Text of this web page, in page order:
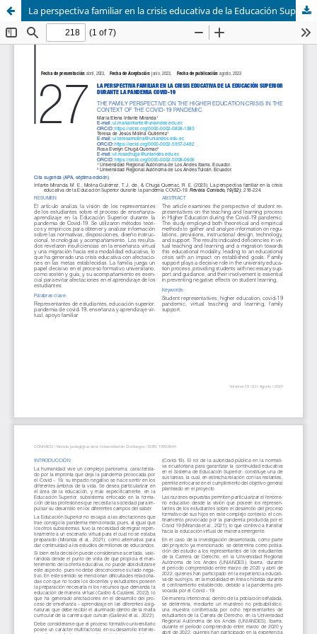
La perspectiva familiar en la crisis educativa de la Educación Superior durante la pandemia COVID-19